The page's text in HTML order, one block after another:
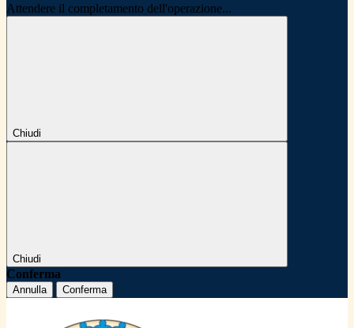
Attendere il completamento dell'operazione...
Chiudi
Chiudi
Conferma
Annulla Conferma